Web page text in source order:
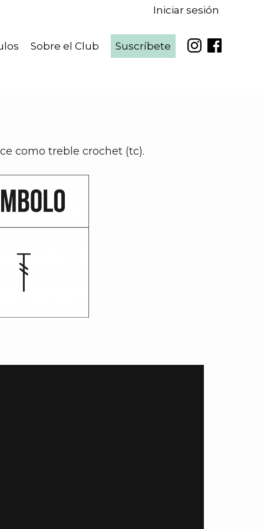
Sobre el Club Suscríbete
Iniciar sesión
como treble crochet (tc).